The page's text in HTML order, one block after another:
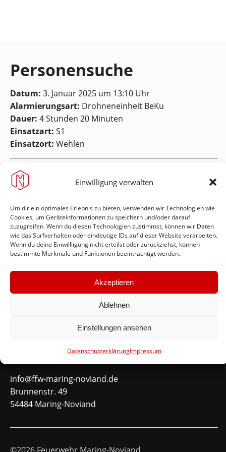
Einwilligung verwalten
Um dir ein optimales Erlebnis zu bieten, verwenden wir Technologien wie
Cookies, um Geräteinformationen zu speichern und/oder darauf
zuzugreifen. Wenn du diesen Technologien zustimmst, können wir Daten
wie das Surfverhalten oder eindeutige IDs auf dieser Website verarbeiten.
Wenn du deine Einwillligung nicht erteilst oder zurückziehst, können
bestimmte Merkmale und Funktionen beeinträchtigt werden.
Akzeptieren
Ablehnen
Einstellungen ansehen
DatenschutzerklärungImpressum
Personensuche
Datum: 3. Januar 2025 um 13:10 Uhr
Alarmierungsart: Drohneneinheit BeKu
Dauer: 4 Stunden 20 Minuten
Einsatzart: S1
Einsatzort: Wehlen
Feuerwehr Maring-Noviand
#immerda
Schnellinks
info@ffw-maring-noviand.de
Brunnenstr. 49
54484 Maring-Noviand
©2026 Feuerwehr Maring-Noviand